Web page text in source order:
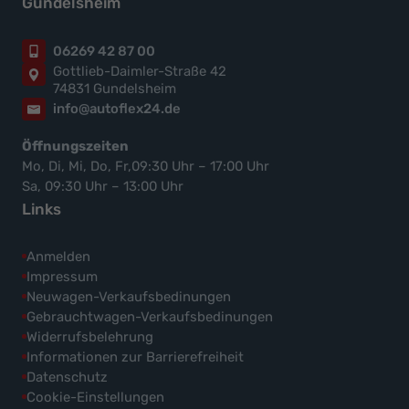
06269 42 87 00
Gottlieb-Daimler-Straße 42
74831 Gundelsheim
info@autoflex24.de
Öffnungszeiten
Mo, Di, Mi, Do, Fr,09:30 Uhr – 17:00 Uhr
Sa, 09:30 Uhr – 13:00 Uhr
Links
Anmelden
Impressum
Neuwagen-Verkaufsbedinungen
Gebrauchtwagen-Verkaufsbedinungen
Widerrufsbelehrung
Informationen zur Barrierefreiheit
Datenschutz
Cookie-Einstellungen